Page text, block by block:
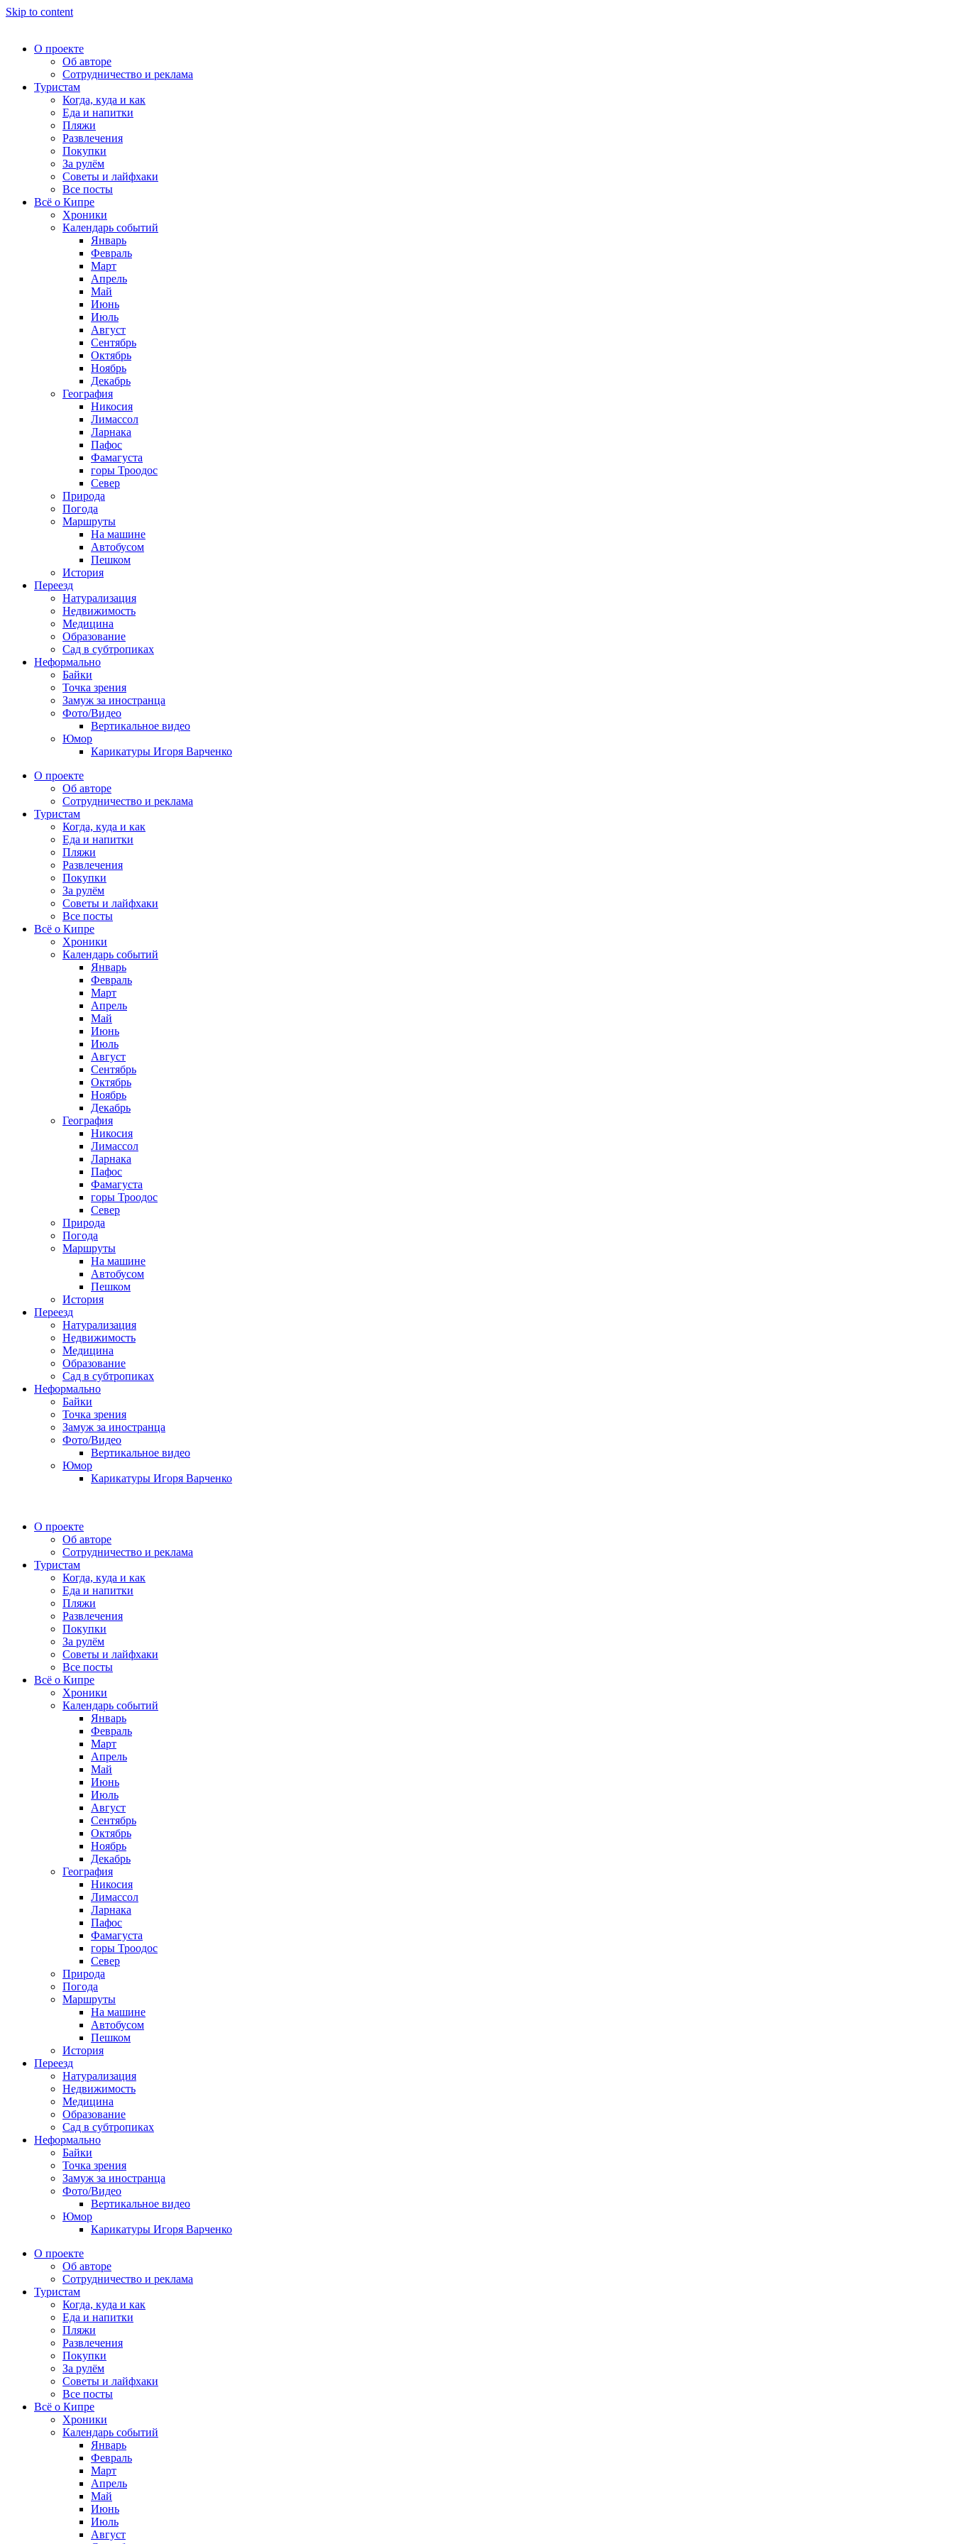
Skip to content
О проекте
Об авторе
Сотрудничество и реклама
Туристам
Когда, куда и как
Еда и напитки
Пляжи
Развлечения
Покупки
За рулём
Советы и лайфхаки
Все посты
Всё о Кипре
Хроники
Календарь событий
Январь
Февраль
Март
Апрель
Май
Июнь
Июль
Август
Сентябрь
Октябрь
Ноябрь
Декабрь
География
Никосия
Лимассол
Ларнака
Пафос
Фамагуста
горы Троодос
Север
Природа
Погода
Маршруты
На машине
Автобусом
Пешком
История
Переезд
Натурализация
Недвижимость
Медицина
Образование
Сад в субтропиках
Неформально
Байки
Точка зрения
Замуж за иностранца
Фото/Видео
Вертикальное видео
Юмор
Карикатуры Игоря Варченко
О проекте
Об авторе
Сотрудничество и реклама
Туристам
Когда, куда и как
Еда и напитки
Пляжи
Развлечения
Покупки
За рулём
Советы и лайфхаки
Все посты
Всё о Кипре
Хроники
Календарь событий
Январь
Февраль
Март
Апрель
Май
Июнь
Июль
Август
Сентябрь
Октябрь
Ноябрь
Декабрь
География
Никосия
Лимассол
Ларнака
Пафос
Фамагуста
горы Троодос
Север
Природа
Погода
Маршруты
На машине
Автобусом
Пешком
История
Переезд
Натурализация
Недвижимость
Медицина
Образование
Сад в субтропиках
Неформально
Байки
Точка зрения
Замуж за иностранца
Фото/Видео
Вертикальное видео
Юмор
Карикатуры Игоря Варченко
О проекте
Об авторе
Сотрудничество и реклама
Туристам
Когда, куда и как
Еда и напитки
Пляжи
Развлечения
Покупки
За рулём
Советы и лайфхаки
Все посты
Всё о Кипре
Хроники
Календарь событий
Январь
Февраль
Март
Апрель
Май
Июнь
Июль
Август
Сентябрь
Октябрь
Ноябрь
Декабрь
География
Никосия
Лимассол
Ларнака
Пафос
Фамагуста
горы Троодос
Север
Природа
Погода
Маршруты
На машине
Автобусом
Пешком
История
Переезд
Натурализация
Недвижимость
Медицина
Образование
Сад в субтропиках
Неформально
Байки
Точка зрения
Замуж за иностранца
Фото/Видео
Вертикальное видео
Юмор
Карикатуры Игоря Варченко
О проекте
Об авторе
Сотрудничество и реклама
Туристам
Когда, куда и как
Еда и напитки
Пляжи
Развлечения
Покупки
За рулём
Советы и лайфхаки
Все посты
Всё о Кипре
Хроники
Календарь событий
Январь
Февраль
Март
Апрель
Май
Июнь
Июль
Август